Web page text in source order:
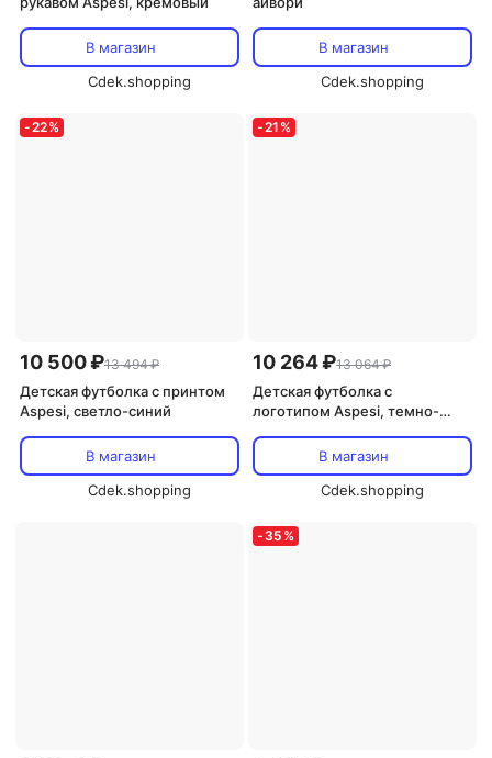
В магазин
Cdek.shopping
В магазин
Cdek.shopping
-22%
10 500 ₽13 494 ₽
Детская футболка с принтом
Aspesi, светло-синий
В магазин
Cdek.shopping
-21 %
10 264 ₽13 064 ₽
Детская футболка с
логотипом Aspesi, темно-
В магазин
Cdek.shopping
- 35 %